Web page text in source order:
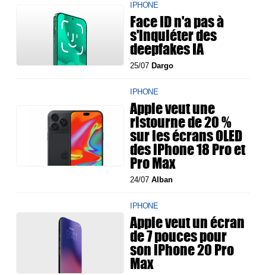
IPHONE
Face ID n'a pas à
s'inquiéter des
deepfakes IA
25/07 Dargo
IPHONE
Apple veut une
ristourne de 20 %
sur les écrans OLED
des iPhone 18 Pro et
Pro Max
24/07Alban
IPHONE
Apple veut un écran
de 7 pouces pour
son iPhone 20 Pro
Max